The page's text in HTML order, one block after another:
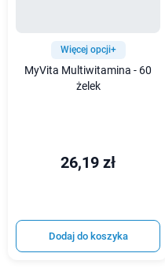
Więcej opcji+
MyVita Multiwitamina - 60
żelek
26,19 zł
Dodaj do koszyka